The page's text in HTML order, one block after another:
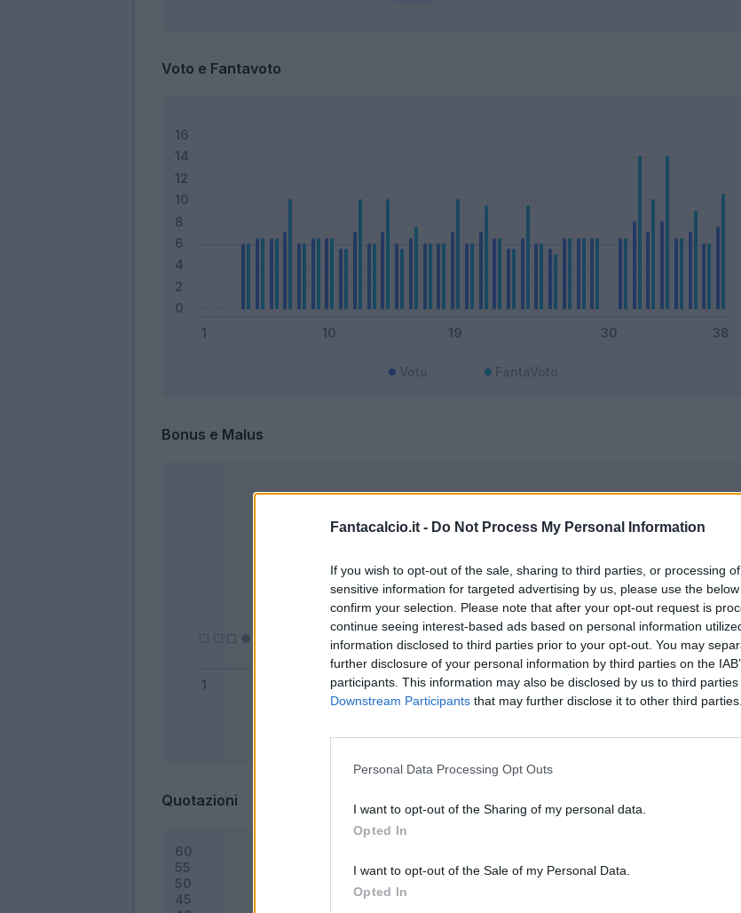
Fantacalcio.it - Do Not Process My Personal Information
If you wish to opt-out of the sale, sharing to third parties, or processing
sensitive information for targeted advertising by us, please use the
confirm your selection. Please note that after your opt-out request is
continue seeing interest-based ads based on personal information
information disclosed to third parties prior to your opt-out. You may
further disclosure of your personal information by third parties on the
participants. This information may also be disclosed by us to third
Downstream Participants that may further disclose it to other third parties.
Personal Data Processing Opt Outs
I want to opt-out of the Sharing of my personal data.
Opted In
I want to opt-out of the Sale of my Personal Data.
Opted In
Voto e Fantavoto
Bonus e Malus
Bonus Malus Presenze a voto
Quotazioni